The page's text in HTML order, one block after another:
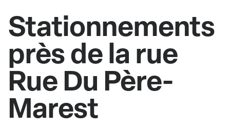
Stationnements
près de la rue
Rue Du Père-
Marest